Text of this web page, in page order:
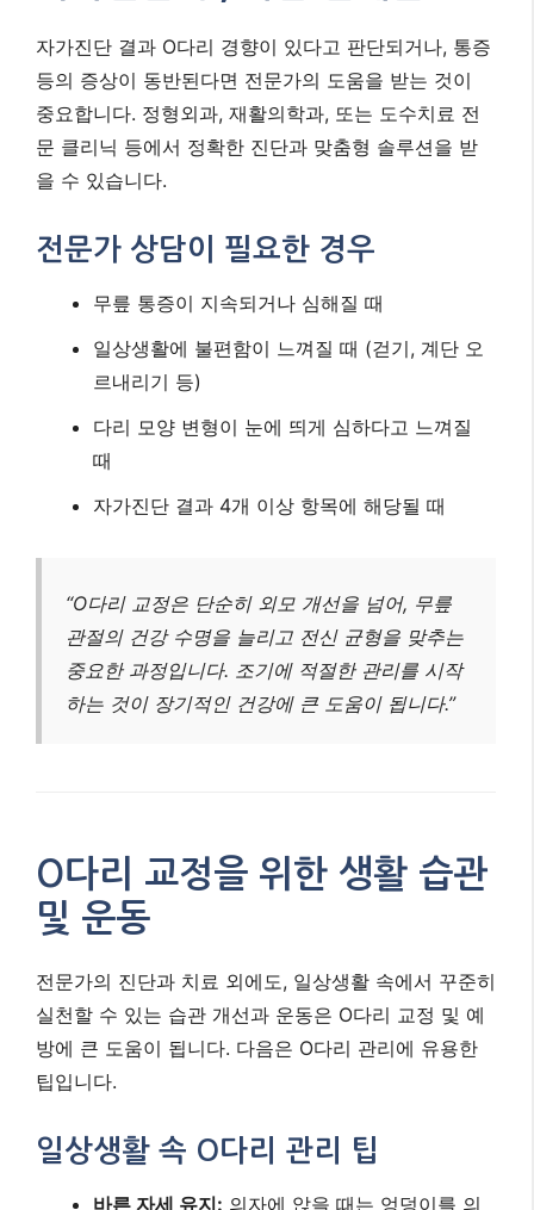
자가진단 결과 O다리 경향이 있다고 판단되거나, 통증
등의 증상이 동반된다면 전문가의 도움을 받는 것이
중요합니다. 정형외과, 재활의학과, 또는 도수치료 전
문 클리닉 등에서 정확한 진단과 맞춤형 솔루션을 받
을 수 있습니다.
전문가 상담이 필요한 경우
무릎 통증이 지속되거나 심해질 때
일상생활에 불편함이 느껴질 때 (걷기, 계단 오
르내리기 등)
다리 모양 변형이 눈에 띄게 심하다고 느껴질
때
자가진단 결과 4개 이상 항목에 해당될 때
관절의 건강 수명을 늘리고 전신 균형을 맞추는
중요한 과정입니다. 조기에 적절한 관리를 시작
하는 것이 장기적인 건강에 큰 도움이 됩니다.”